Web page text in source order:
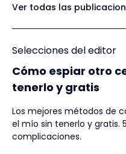
Ver todas las
Selecciones del editor
Cómo espiar otro
tenerlo y gratis
Los mejores métodos de
el mío sin tenerlo y gratis.
complicaciones.